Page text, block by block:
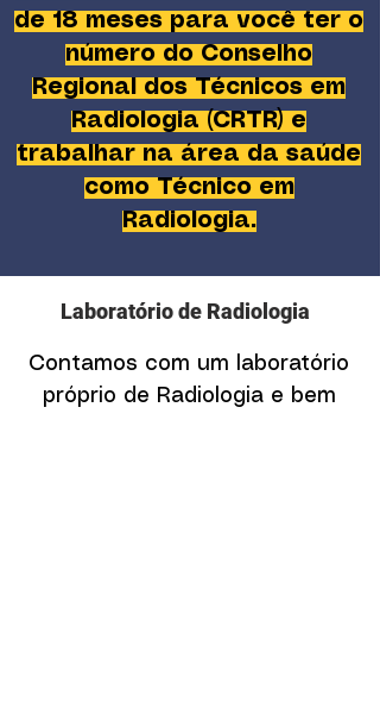
de 18 meses para você ter o
número do Conselho
Regional dos Técnicos em
Radiologia (CRTR) e
trabalhar na área da saúde
como Técnico em
Radiologia.
Laboratório de Radiologia
Contamos com um laboratório
próprio de Radiologia e bem